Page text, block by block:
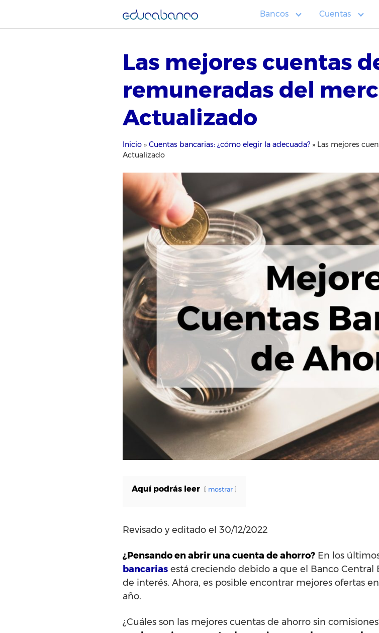
contenido
Bancos Cuentas
Las mejores cuentas
remuneradas del
Actualizado
Inicio » Cuentas bancarias: ¿cómo elegir la adecuada? » Las mejores
Actualizado
Aquí podrás leer mostrar
Revisado y editado el 30/12/2022
¿Pensando en abrir una cuenta de ahorro? En los
bancarias está creciendo debido a que el Banco Central
de interés. Ahora, es posible encontrar mejores ofertas
año.
¿Cuáles son las mejores cuentas de ahorro sin